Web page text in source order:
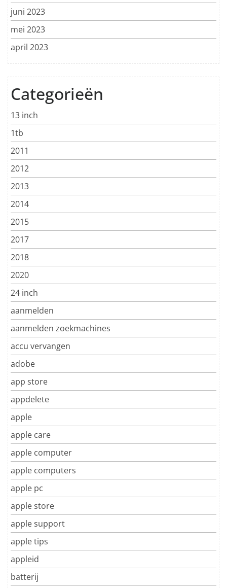
juni 2023
mei 2023
april 2023
Categorieën
13 inch
1tb
2011
2012
2013
2014
2015
2017
2018
2020
24 inch
aanmelden
aanmelden zoekmachines
accu vervangen
adobe
app store
appdelete
apple
apple care
apple computer
apple computers
apple pc
apple store
apple support
apple tips
appleid
batterij